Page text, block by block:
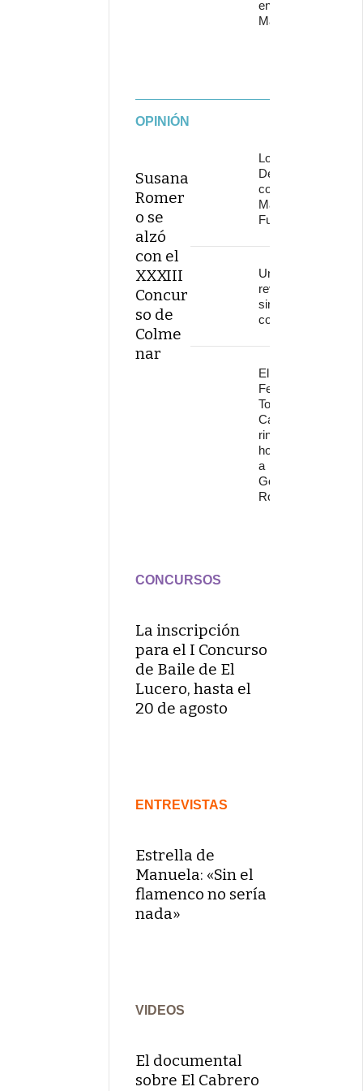
en Starlite
Marbella
OPINIÓN
Susana
Romer
o se
alzó
con el
XXXIII
Concur
so de
Colme
nar
Los
Delinqüentes
conquistan
Marenostrum
Fuengirola
Una
revolución
sin
continuidad
El
Festival
Torre del
Cante
rinde
homenaje
a
Gonzalo
Rojo
CONCURSOS
La inscripción
para el I Concurso
de Baile de El
Lucero, hasta el
20 de agosto
ENTREVISTAS
Estrella de
Manuela: «Sin el
flamenco no sería
nada»
VIDEOS
El documental
sobre El Cabrero